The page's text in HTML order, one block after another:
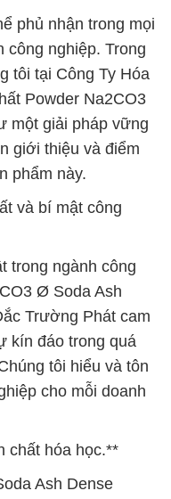
phủ nhận trong mọi
công nghiệp. Trong
tôi tại Công Ty Hóa
Powder Na2CO3
một giải pháp vững
giới thiệu và điểm
phẩm này.
và bí mật công
trong ngành công
Ø Soda Ash
Trường Phát cam
kín đáo trong quá
tôi hiểu và tôn
cho mỗi doanh
chất hóa học.**
Ash Dense